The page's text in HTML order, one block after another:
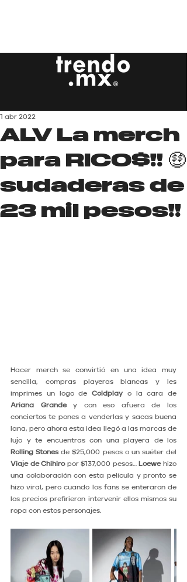
ALV La merch
para RICO$!! 🤑
sudaderas de
23 mil pesos!!
1 abr 2022
Hacer merch se convirtió en una idea muy
sencilla, compras playeras blancas y les
imprimes un logo de Coldplay
Ariana Grande y con eso afuera de los
conciertos te pones a venderlas y sacas buena
lana, pero ahora esta idea llegó a las marcas de
Rolling Stones
Viaje de Chihiro por $137,000 pesos… Loewe hizo
una colaboración con esta película y pronto se
hizo viral, pero cuando los fans se enteraron de
los precios prefirieron intervenir ellos mismos su
ropa con estos personajes.